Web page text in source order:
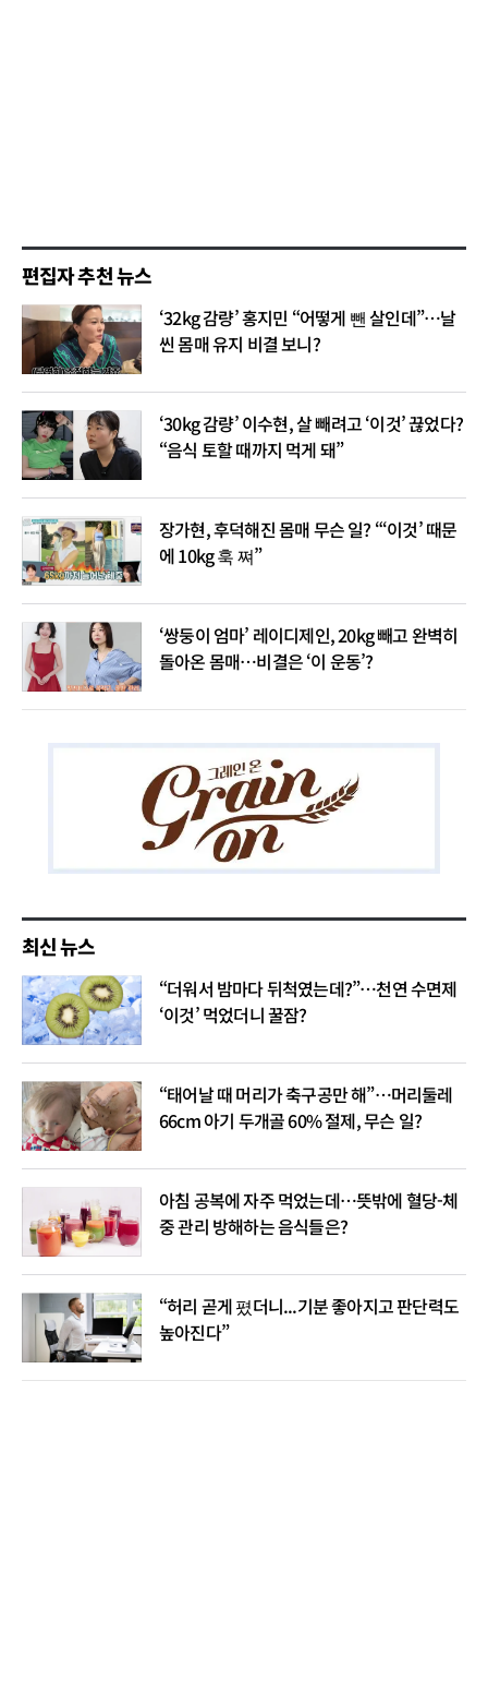
편집자 추천 뉴스
‘32kg 감량’ 홍지민 “어떻게 뺀 살인데”…날
씬 몸매 유지 비결 보니?
‘30kg 감량’ 이수현, 살 빼려고 ‘이것’ 끊었다?
“음식 토할 때까지 먹게 돼”
장가현, 후덕해진 몸매 무슨 일? “‘이것’ 때문
에 10kg 훅 쪄”
‘쌍둥이 엄마’ 레이디제인, 20kg 빼고 완벽히
돌아온 몸매…비결은 ‘이 운동’?
최신 뉴스
“더워서 밤마다 뒤척였는데?”…천연 수면제
‘이것’ 먹었더니 꿀잠?
“태어날 때 머리가 축구공만 해”…머리둘레
66cm 아기 두개골 60% 절제, 무슨 일?
아침 공복에 자주 먹었는데…뜻밖에 혈당-체
중 관리 방해하는 음식들은?
“허리 곧게 폈더니...기분 좋아지고 판단력도
높아진다”